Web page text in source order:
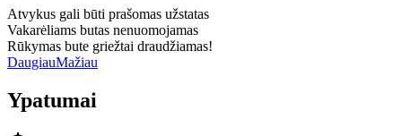
Atvykus gali būti prašomas užstatas
Vakarėliams butas nenuomojamas
Rūkymas bute griežtai draudžiamas!
DaugiauMažiau
Ypatumai